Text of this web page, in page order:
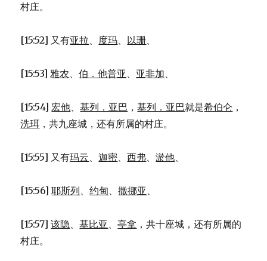
村庄。
[15:52] 又有亚拉、 度玛、 以珊、
[15:53]雅农、伯．他普亚 、 亚非加、
[15:54]宏他、基列．亚巴 ，基列．亚巴就是希伯仑 ，
洗珥 ，共九座城，还有所属的村庄。
[15:55] 又有玛云、迦密、西弗、淤他、
[15:56]耶斯列、约甸、撒挪亚 、
[15:57]该隐、基比亚 、亭拿 ，共十座城，还有所属的
村庄。